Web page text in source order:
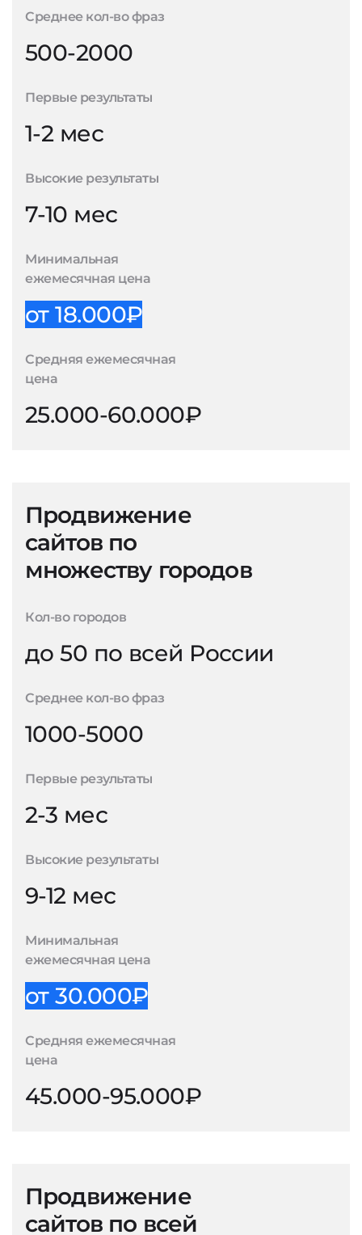
Среднее кол-во фраз
500-2000
Первые результаты
1-2 мес
Высокие результаты
7-10 мес
Минимальная
ежемесячная цена
от 18.000₽
Средняя ежемесячная
цена
25.000-60.000₽
Продвижение
сайтов по
множеству городов
Кол-во городов
до 50 по всей России
Среднее кол-во фраз
1000-5000
Первые результаты
2-3 мес
Высокие результаты
9-12 мес
Минимальная
ежемесячная цена
от 30.000₽
Средняя ежемесячная
цена
45.000-95.000₽
Продвижение
сайтов по всей